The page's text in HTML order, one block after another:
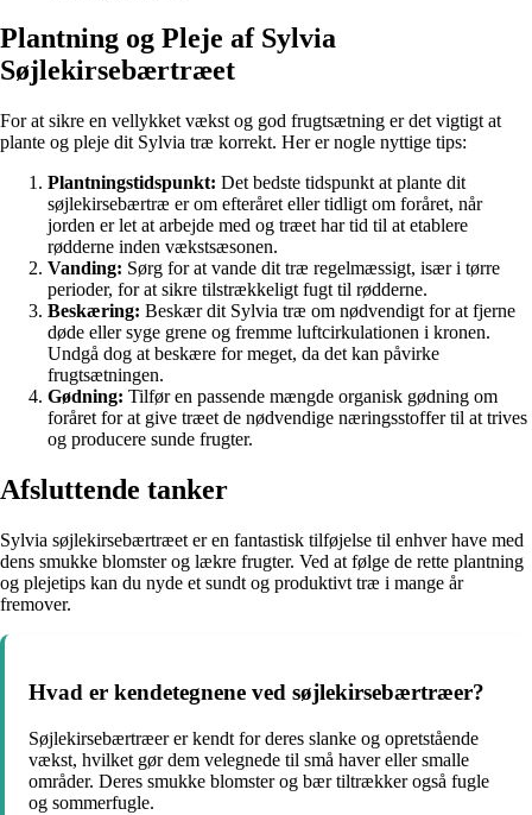
Plantning og Pleje af Sylvia
Søjlekirsebærtræet
For at sikre en vellykket vækst og god frugtsætning er det vigtigt at
plante og pleje dit Sylvia træ korrekt. Her er nogle nyttige tips:
Plantningstidspunkt: Det bedste tidspunkt at plante dit
søjlekirsebærtræ er om efteråret eller tidligt om foråret, når
jorden er let at arbejde med og træet har tid til at etablere
rødderne inden vækstsæsonen.
Vanding: Sørg for at vande dit træ regelmæssigt, især i tørre
perioder, for at sikre tilstrækkeligt fugt til rødderne.
Beskæring: Beskær dit Sylvia træ om nødvendigt for at fjerne
døde eller syge grene og fremme luftcirkulationen i kronen.
Undgå dog at beskære for meget, da det kan påvirke
frugtsætningen.
Gødning: Tilfør en passende mængde organisk gødning om
foråret for at give træet de nødvendige næringsstoffer til at trives
og producere sunde frugter.
Afsluttende tanker
Sylvia søjlekirsebærtræet er en fantastisk tilføjelse til enhver have med
dens smukke blomster og lækre frugter. Ved at følge de rette plantning
og plejetips kan du nyde et sundt og produktivt træ i mange år
fremover.
Hvad er kendetegnene ved søjlekirsebærtræer?
Søjlekirsebærtræer er kendt for deres slanke og opretstående
vækst, hvilket gør dem velegnede til små haver eller smalle
områder. Deres smukke blomster og bær tiltrækker også fugle
og sommerfugle.